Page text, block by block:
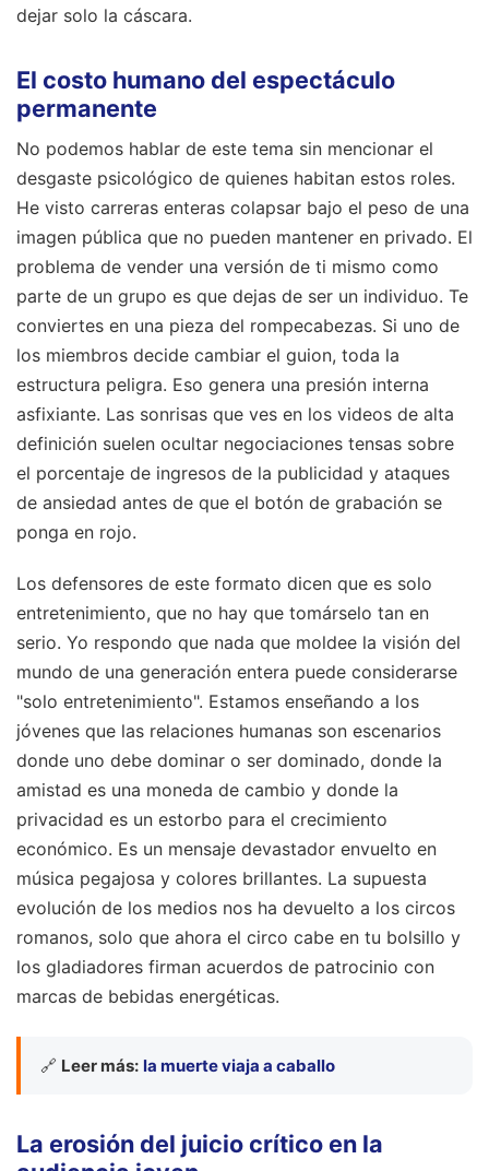
dejar solo la cáscara.
El costo humano del espectáculo
permanente
No podemos hablar de este tema sin mencionar el
desgaste psicológico de quienes habitan estos roles.
He visto carreras enteras colapsar bajo el peso de una
imagen pública que no pueden mantener en privado. El
problema de vender una versión de ti mismo como
parte de un grupo es que dejas de ser un individuo. Te
conviertes en una pieza del rompecabezas. Si uno de
los miembros decide cambiar el guion, toda la
estructura peligra. Eso genera una presión interna
asfixiante. Las sonrisas que ves en los videos de alta
definición suelen ocultar negociaciones tensas sobre
el porcentaje de ingresos de la publicidad y ataques
de ansiedad antes de que el botón de grabación se
ponga en rojo.
Los defensores de este formato dicen que es solo
entretenimiento, que no hay que tomárselo tan en
serio. Yo respondo que nada que moldee la visión del
mundo de una generación entera puede considerarse
"solo entretenimiento". Estamos enseñando a los
jóvenes que las relaciones humanas son escenarios
donde uno debe dominar o ser dominado, donde la
amistad es una moneda de cambio y donde la
privacidad es un estorbo para el crecimiento
económico. Es un mensaje devastador envuelto en
música pegajosa y colores brillantes. La supuesta
evolución de los medios nos ha devuelto a los circos
romanos, solo que ahora el circo cabe en tu bolsillo y
los gladiadores firman acuerdos de patrocinio con
marcas de bebidas energéticas.
🔗 Leer más: la muerte viaja a caballo
La erosión del juicio crítico en la